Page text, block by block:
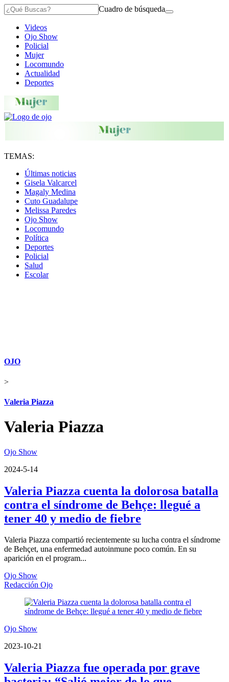
Cuadro de búsqueda
Videos
Ojo Show
Policial
Mujer
Locomundo
Actualidad
Deportes
TEMAS:
Últimas noticias
Gisela Valcarcel
Magaly Medina
Cuto Guadalupe
Melissa Paredes
Ojo Show
Locomundo
Política
Deportes
Policial
Salud
Escolar
OJO
>
Valeria Piazza
Valeria Piazza
Ojo Show
2024-5-14
Valeria Piazza cuenta la dolorosa batalla
contra el síndrome de Behçe: llegué a
tener 40 y medio de fiebre
Valeria Piazza compartió recientemente su lucha contra el síndrome
de Behçet, una enfermedad autoinmune poco común. En su
aparición en el program...
Ojo Show
Redacción Ojo
Ojo Show
2023-10-21
Valeria Piazza fue operada por grave